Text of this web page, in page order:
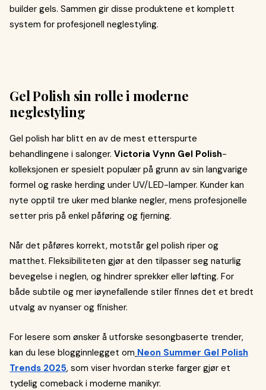
builder gels. Sammen gir disse produktene et komplett
system for profesjonell neglestyling.
Gel Polish sin rolle i moderne
neglestyling
Gel polish har blitt en av de mest etterspurte
behandlingene i salonger. Victoria Vynn Gel Polish-
kolleksjonen er spesielt populær på grunn av sin langvarige
formel og raske herding under UV/LED-lamper. Kunder kan
nyte opptil tre uker med blanke negler, mens profesjonelle
setter pris på enkel påføring og fjerning.
Når det påføres korrekt, motstår gel polish riper og
matthet. Fleksibiliteten gjør at den tilpasser seg naturlig
bevegelse i neglen, og hindrer sprekker eller løfting. For
både subtile og mer iøynefallende stiler finnes det et bredt
utvalg av nyanser og finisher.
For lesere som ønsker å utforske sesongbaserte trender,
kan du lese blogginnlegget om Neon Summer Gel Polish
Trends 2025, som viser hvordan sterke farger gjør et
tydelig comeback i moderne manikyr.